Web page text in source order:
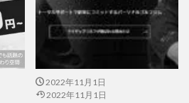
2022年11月1日
2022年11月1日